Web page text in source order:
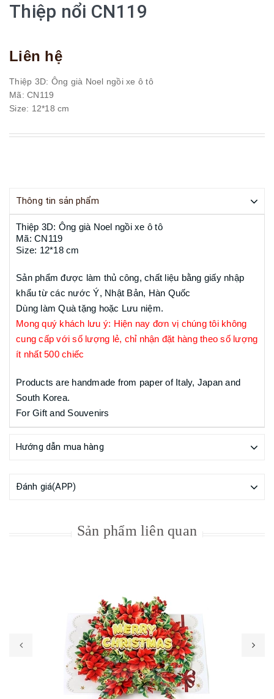
Thiệp nổi CN119
Liên hệ
Thiệp 3D: Ông già Noel ngồi xe ô tô
Mã: CN119
Size: 12*18 cm
Thông tin sản phẩm
Thiệp 3D: Ông già Noel ngồi xe ô tô
Mã: CN119
Size: 12*18 cm
Sản phẩm được làm thủ công, chất liệu bằng giấy nhập
khẩu từ các nước Ý, Nhật Bản, Hàn Quốc
Dùng làm Quà tặng hoặc Lưu niệm.
Mong quý khách lưu ý: Hiện nay đơn vị chúng tôi không
cung cấp với số lượng lẻ, chỉ nhận đặt hàng theo số lượng
ít nhất 500 chiếc
Products are handmade from paper of Italy, Japan and
South Korea.
For Gift and Souvenirs
Hướng dẫn mua hàng
Đánh giá(APP)
Sản phẩm liên quan